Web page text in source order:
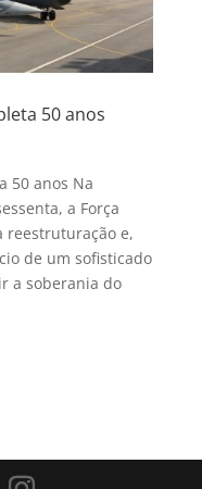
50 anos
50 anos Na
a Força
reestruturação e,
de um sofisticado
a soberania do